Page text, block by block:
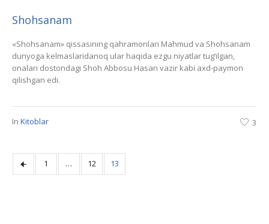
Shohsanam
«Shohsanam» qissasining qahramonlari Mahmud va Shohsanam
dunyoga kelmaslaridanoq ular haqida ezgu niyatlar tug‘ilgan,
onalari dostondagi Shoh Abbosu Hasan vazir kabi axd-paymon
qilishgan edi.
In Kitoblar 3
1 … 12 13